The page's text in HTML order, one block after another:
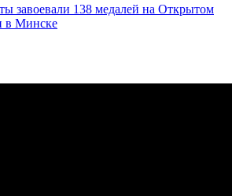
завоевали 138 медалей на Открытом
в Минске